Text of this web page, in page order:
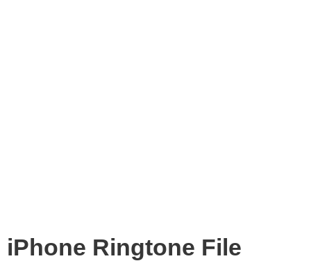
iPhone Ringtone File